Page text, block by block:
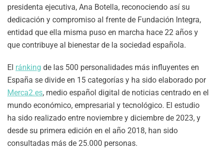
presidenta ejecutiva, Ana Botella, reconociendo así su
dedicación y compromiso al frente de Fundación Integra,
entidad que ella misma puso en marcha hace 22 años y
que contribuye al bienestar de la sociedad española.
El ránking de las 500 personalidades más influyentes en
España se divide en 15 categorías y ha sido elaborado por
Merca2.es, medio español digital de noticias centrado en el
mundo económico, empresarial y tecnológico. El estudio
ha sido realizado entre noviembre y diciembre de 2023, y
desde su primera edición en el año 2018, han sido
consultadas más de 25.000 personas.